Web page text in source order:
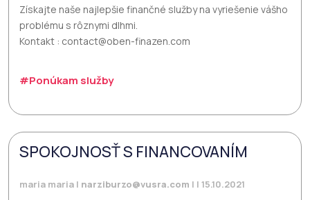
Získajte naše najlepšie finančné služby na vyriešenie vášho
problému s rôznymi dlhmi.
Kontakt : contact@oben-finazen.com
#Ponúkam služby
SPOKOJNOSŤ S FINANCOVANÍM
maria maria | narziburzo@vusra.com | | 15.10.2021